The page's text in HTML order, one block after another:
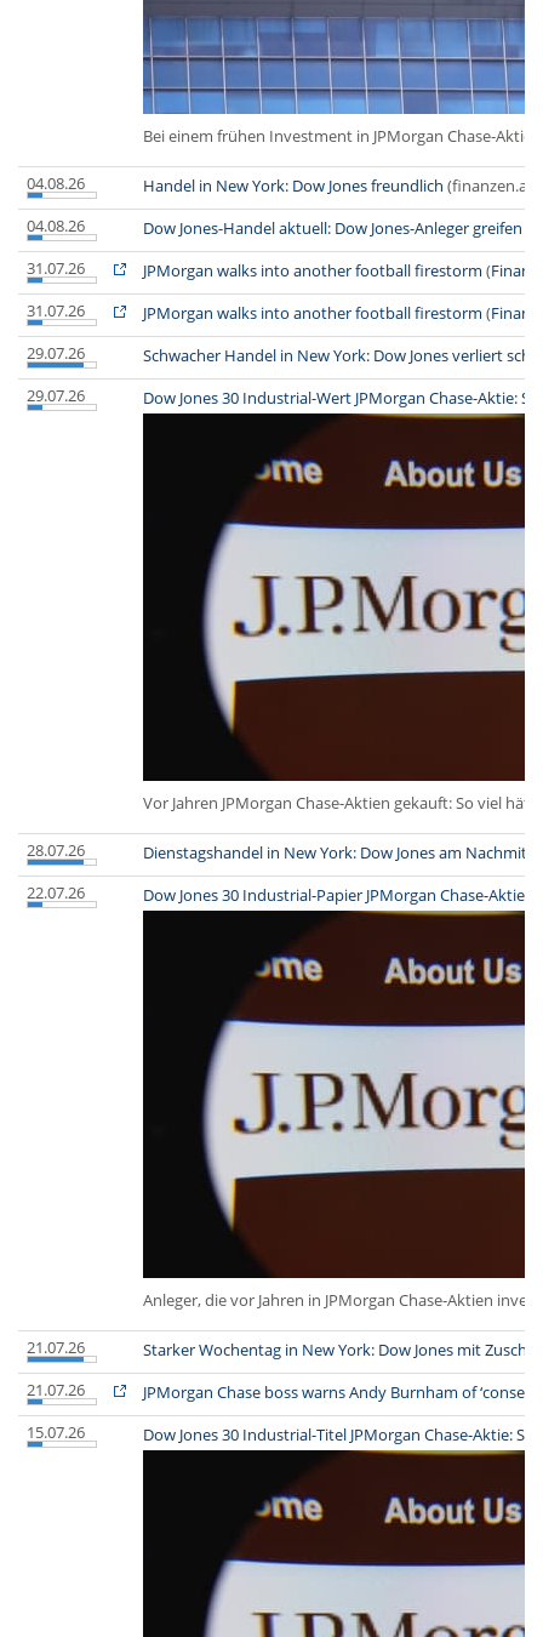
Bei einem frühen Investment in JPMorgan Chase-
04.08.26 Handel in New York: Dow Jones freundlich (finanzen.at)
04.08.26
Dow Jones-Handel aktuell: Dow Jones-Anleger greifen
31.07.26
JPMorgan walks into another football firestorm (
31.07.26
JPMorgan walks into another football firestorm (
29.07.26
Schwacher Handel in New York: Dow Jones verliert
29.07.26
Dow Jones 30 Industrial-Wert JPMorgan Chase-Aktie:
Vor Jahren JPMorgan Chase-Aktien gekauft: So viel
28.07.26
Dienstagshandel in New York: Dow Jones am
22.07.26
Dow Jones 30 Industrial-Papier JPMorgan Chase-
Anleger, die vor Jahren in JPMorgan Chase-Aktien
21.07.26
Starker Wochentag in New York: Dow Jones mit
21.07.26
JPMorgan Chase boss warns Andy Burnham of
15.07.26
Dow Jones 30 Industrial-Titel JPMorgan Chase-Aktie: